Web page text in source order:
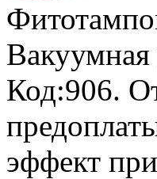
Вакуумная
Код:906.
эффект